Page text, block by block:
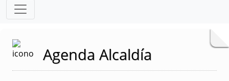
Agenda Alcaldía